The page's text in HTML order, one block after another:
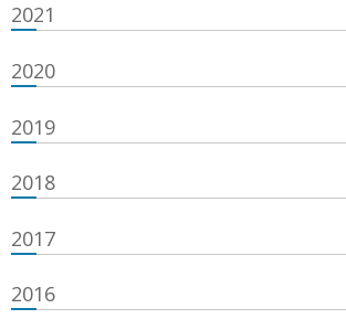
2021
2020
2019
2018
2017
2016